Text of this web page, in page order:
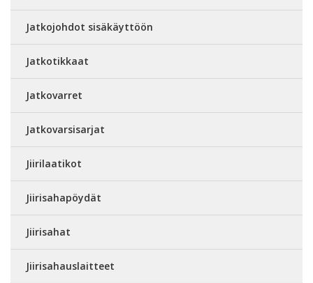
Jatkojohdot sisäkäyttöön
Jatkotikkaat
Jatkovarret
Jatkovarsisarjat
Jiirilaatikot
Jiirisahapöydät
Jiirisahat
Jiirisahauslaitteet